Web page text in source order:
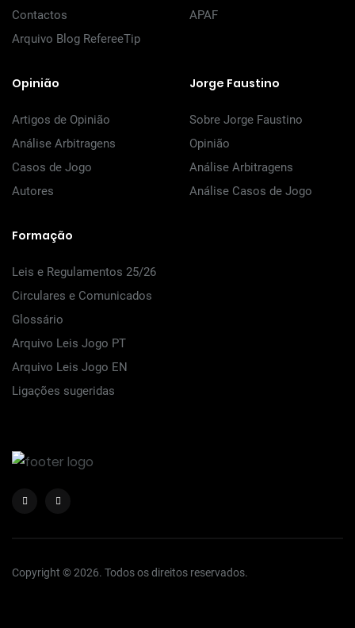
Contactos
Arquivo Blog RefereeTip
APAF
Opinião
Artigos de Opinião
Análise Arbitragens
Casos de Jogo
Autores
Jorge Faustino
Sobre Jorge Faustino
Opinião
Análise Arbitragens
Análise Casos de Jogo
Formação
Leis e Regulamentos 25/26
Circulares e Comunicados
Glossário
Arquivo Leis Jogo PT
Arquivo Leis Jogo EN
Ligações sugeridas
Copyright © 2026. Todos os direitos reservados.